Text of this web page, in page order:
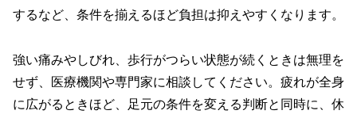
するなど、条件を揃えるほど負担は抑えやすくなります。
強い痛みやしびれ、歩行がつらい状態が続くときは無理を
せず、医療機関や専門家に相談してください。疲れが全身
に広がるときほど、足元の条件を変える判断と同時に、休